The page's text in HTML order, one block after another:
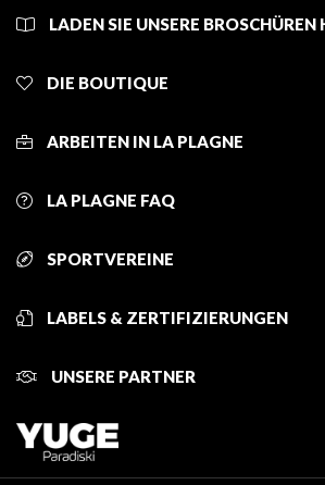
LADEN SIE UNSERE BROSCHÜREN
DIE BOUTIQUE
ARBEITEN IN LA PLAGNE
LA PLAGNE FAQ
SPORTVEREINE
LABELS & ZERTIFIZIERUNGEN
UNSERE PARTNER